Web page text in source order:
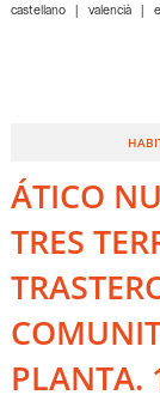
castellano valencià
ÁTICO
TRES
PLANTA.